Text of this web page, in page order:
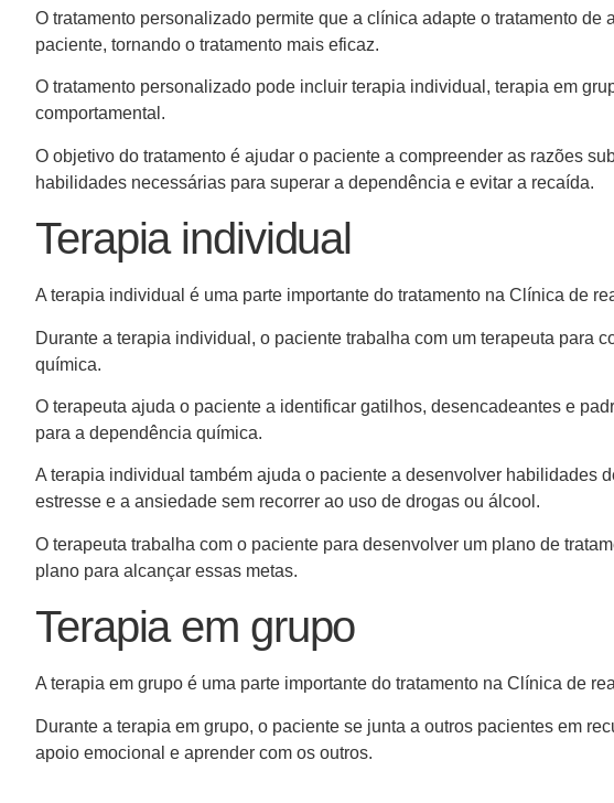
O tratamento personalizado permite que a clínica adapte o tratamento
paciente, tornando o tratamento mais eficaz.
O tratamento personalizado pode incluir terapia individual, terapia em
comportamental.
O objetivo do tratamento é ajudar o paciente a compreender as razões
habilidades necessárias para superar a dependência e evitar a recaída.
Terapia individual
A terapia individual é uma parte importante do tratamento na Clínica de
Durante a terapia individual, o paciente trabalha com um terapeuta para
química.
O terapeuta ajuda o paciente a identificar gatilhos, desencadeantes e
para a dependência química.
A terapia individual também ajuda o paciente a desenvolver habilidades
estresse e a ansiedade sem recorrer ao uso de drogas ou álcool.
O terapeuta trabalha com o paciente para desenvolver um plano de
plano para alcançar essas metas.
Terapia em grupo
A terapia em grupo é uma parte importante do tratamento na Clínica de
Durante a terapia em grupo, o paciente se junta a outros pacientes em
apoio emocional e aprender com os outros.